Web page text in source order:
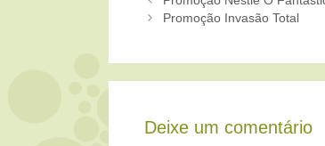
Promoção Invasão Total
Deixe um comentário